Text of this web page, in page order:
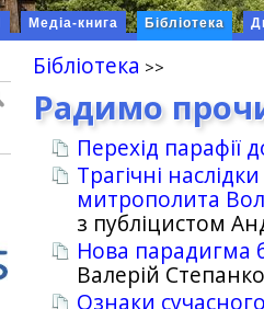
Медіа-книга Бібліотека
Бібліотека
Радимо
Перехід парафії
Трагічні
митрополита
з публіцистом
Нова парадигма
Валерій
Ознаки